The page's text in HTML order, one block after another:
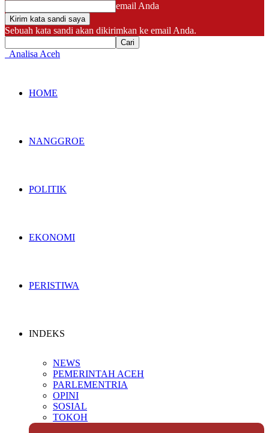
email Anda
Sebuah kata sandi akan dikirimkan ke email Anda.
Analisa Aceh
HOME
NANGGROE
POLITIK
EKONOMI
PERISTIWA
INDEKS
NEWS
PEMERINTAH ACEH
PARLEMENTRIA
OPINI
SOSIAL
TOKOH